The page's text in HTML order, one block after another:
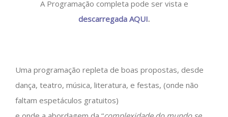
A Programação completa pode ser vista e
descarregada AQUI.
Uma programação repleta de boas propostas, desde
dança, teatro, música, literatura, e festas, (onde não
faltam espetáculos gratuitos)